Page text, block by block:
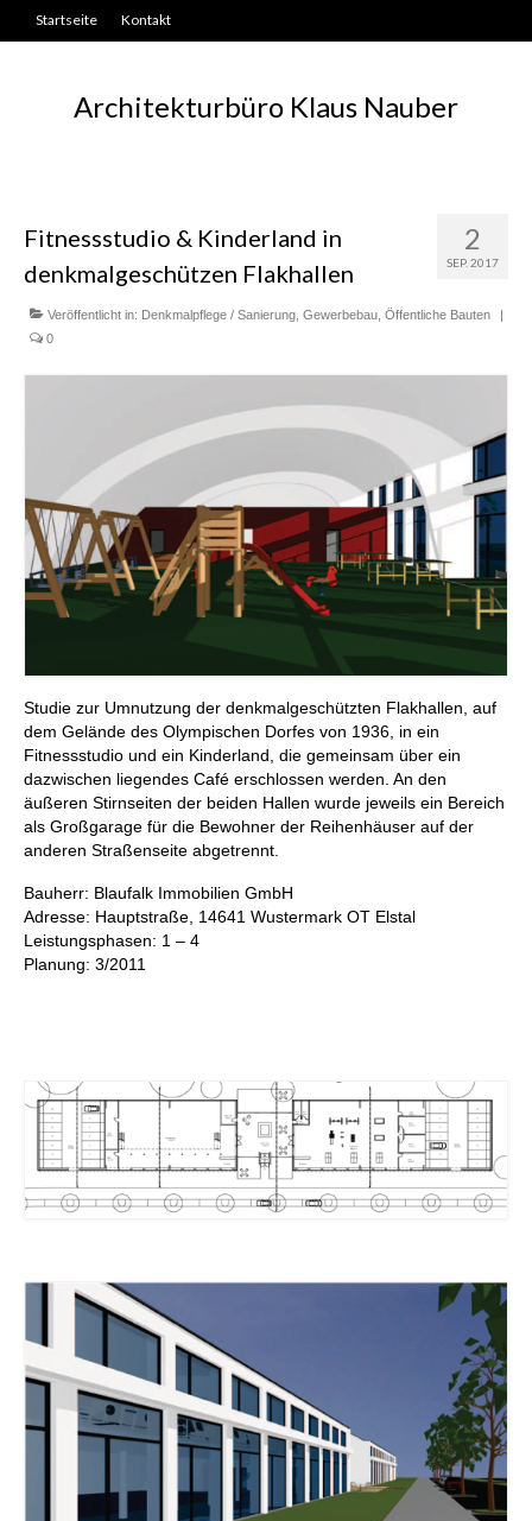
Startseite Kontakt
Architekturbüro Klaus Nauber
2
SEP. 2017
Fitnessstudio & Kinderland in
denkmalgeschützen Flakhallen
Veröffentlicht in: Denkmalpflege / Sanierung Gewerbebau Öffentliche Bauten
|
0
Studie zur Umnutzung der denkmalgeschützten Flakhallen, auf
dem Gelände des Olympischen Dorfes von 1936, in ein
Fitnessstudio und ein Kinderland, die gemeinsam über ein
dazwischen liegendes Café erschlossen werden. An den
äußeren Stirnseiten der beiden Hallen wurde jeweils ein Bereich
als Großgarage für die Bewohner der Reihenhäuser auf der
anderen Straßenseite abgetrennt.
Bauherr: Blaufalk Immobilien GmbH
Adresse: Hauptstraße, 14641 Wustermark OT Elstal
Leistungsphasen: 1 – 4
Planung: 3/2011